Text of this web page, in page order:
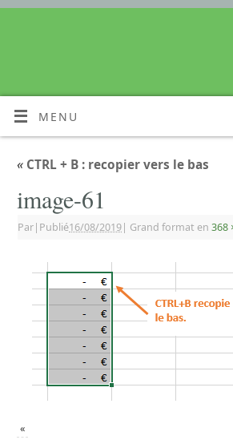
MENU
« CTRL + B : recopier vers le bas
image-61
Par| Publié16/08/2019| Grand format en 368
«